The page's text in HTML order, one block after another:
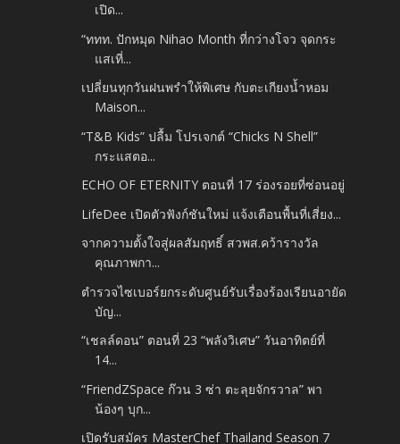
เปิด...
“ททท. ปักหมุด Nihao Month ที่กว่างโจว จุดกระ
แสเที่...
เปลี่ยนทุกวันฝนพรำให้พิเศษ กับตะเกียงน้ำหอม
Maison...
“T&B Kids” ปลื้ม โปรเจกต์ “Chicks N Shell”
กระแสตอ...
ECHO OF ETERNITY ตอนที่ 17 ร่องรอยที่ซ่อนอยู่
LifeDee เปิดตัวฟังก์ชันใหม่ แจ้งเตือนพื้นที่เสี่ยง...
จากความตั้งใจสู่ผลสัมฤทธิ์ สวพส.คว้ารางวัล
คุณภาพกา...
ตำรวจไซเบอร์ยกระดับศูนย์รับเรื่องร้องเรียนอายัด
บัญ...
“เชลล์ดอน” ตอนที่ 23 “พลังวิเศษ” วันอาทิตย์ที่
14...
“FriendZSpace ก๊วน 3 ซ่า ตะลุยจักรวาล” พา
น้องๆ บุก...
เปิดรับสมัคร MasterChef Thailand Season 7